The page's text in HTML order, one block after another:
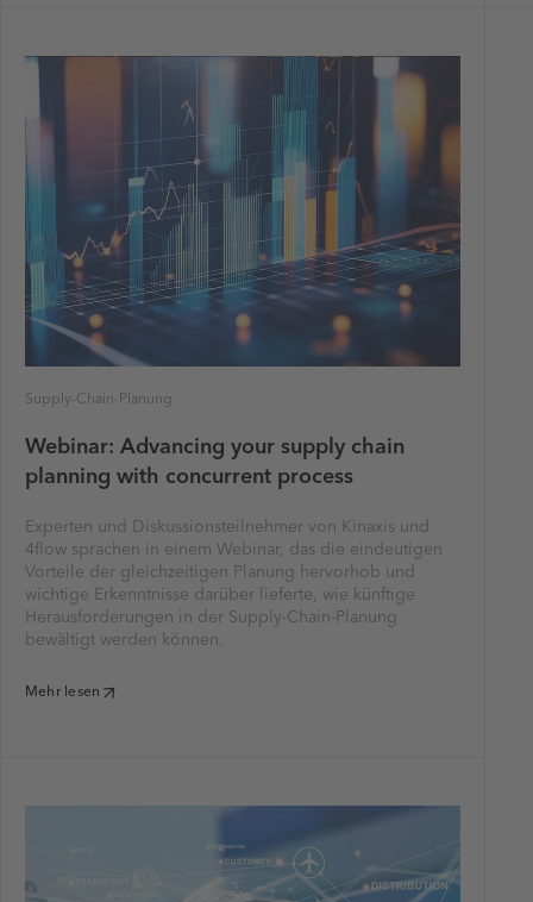
Supply-Chain-Planung
Webinar: Advancing your supply chain
planning with concurrent process
Experten und Diskussionsteilnehmer von Kinaxis und
4flow sprachen in einem Webinar, das die eindeutigen
Vorteile der gleichzeitigen Planung hervorhob und
wichtige Erkenntnisse darüber lieferte, wie künftige
Herausforderungen in der Supply-Chain-Planung
bewältigt werden können.
Mehr lesen